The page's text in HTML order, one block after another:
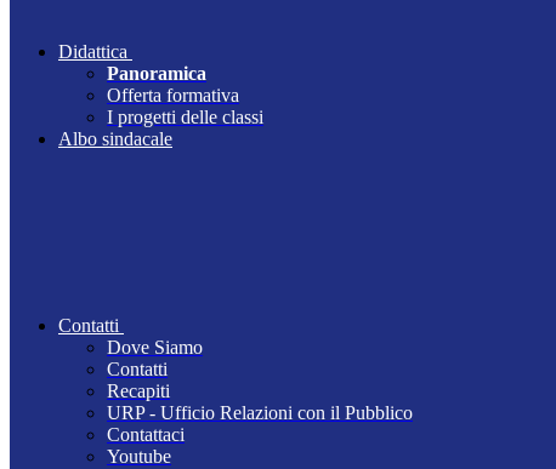
Didattica
Panoramica
Offerta formativa
I progetti delle classi
Albo sindacale
Contatti
Dove Siamo
Contatti
Recapiti
URP - Ufficio Relazioni con il Pubblico
Contattaci
Youtube